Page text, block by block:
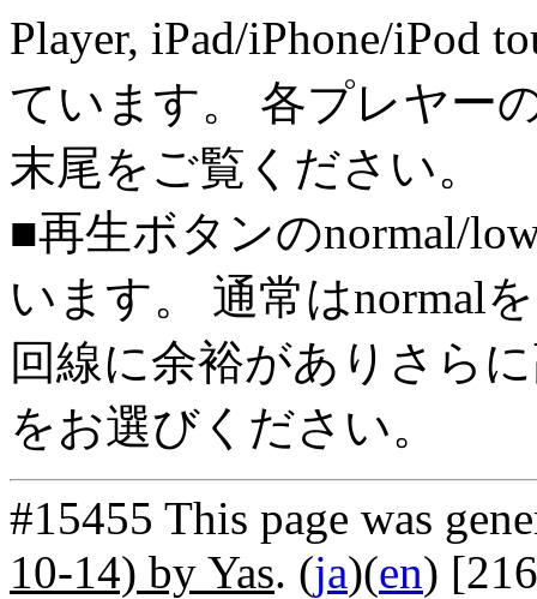
Player, iPad/iPhone/iPod
ています。 各プレヤー
末尾をご覧ください。
■再生ボタンのnormal/
います。 通常はnormal
回線に余裕がありさら
をお選びください。
#15455 This page was
10-14) by Yas. (ja)(en)